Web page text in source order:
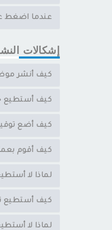
عندما اضغط
إشكالات
كيف أنشر
كيف أستطيع
كيف أضع
كيف أقوم
لماذا لا
كيف أستطيع
لماذا لا